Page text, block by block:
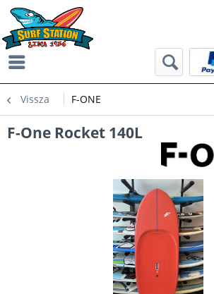
Vissza F-ONE
F-One Rocket 140L